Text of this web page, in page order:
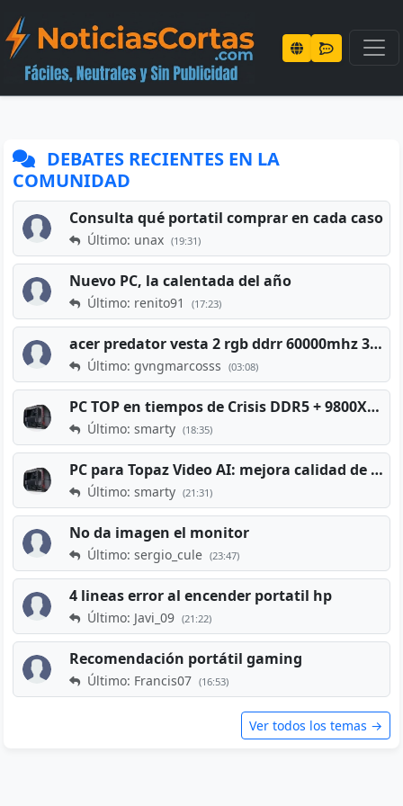
DEBATES RECIENTES EN LA
COMUNIDAD
Consulta qué portatil comprar en cada caso
Último: unax (19:31)
Nuevo PC, la calentada del año
Último: renito91 (17:23)
acer predator vesta 2 rgb ddrr 60000mhz 32gb x2 16gb
Último: gvngmarcosss (03:08)
PC TOP en tiempos de Crisis DDR5 + 9800X3D + RTX 5080 [2026][2400€]
Último: smarty (18:35)
PC para Topaz Video AI: mejora calidad de vídeos viejos
Último: smarty (21:31)
No da imagen el monitor
Último: sergio_cule (23:47)
4 lineas error al encender portatil hp
Último: Javi_09 (21:22)
Recomendación portátil gaming
Último: Francis07 (16:53)
Ver todos los temas →